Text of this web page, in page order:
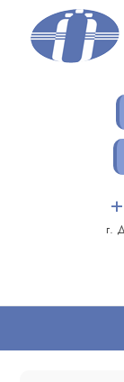
Перейти
содержанию
г.